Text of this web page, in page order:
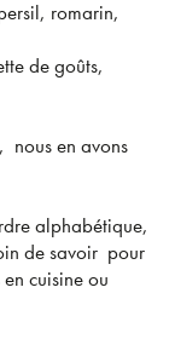
romarin,
de goûts,
nous en avons
alphabétique,
de savoir pour
cuisine ou